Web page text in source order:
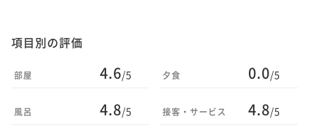
項目別の評価
部屋 4.6/5
風呂 4.8/5
夕食 0.0/5
接客・サービス 4.8/5